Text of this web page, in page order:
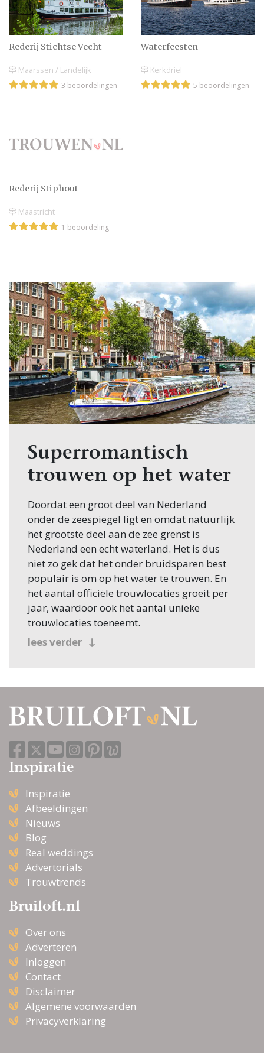
Rederij Stichtse Vecht
Maarssen / Landelijk
3 beoordelingen
Waterfeesten
Kerkdriel
5 beoordelingen
Rederij Stiphout
Maastricht
1 beoordeling
Superromantisch
trouwen op het water
Doordat een groot deel van Nederland
onder de zeespiegel ligt en omdat natuurlijk
het grootste deel aan de zee grenst is
Nederland een echt waterland. Het is dus
niet zo gek dat het onder bruidsparen best
populair is om op het water te trouwen. En
het aantal officiële trouwlocaties groeit per
jaar, waardoor ook het aantal unieke
trouwlocaties toeneemt.
lees verder
Inspiratie
Inspiratie
Afbeeldingen
Nieuws
Blog
Real weddings
Advertorials
Trouwtrends
Bruiloft.nl
Over ons
Adverteren
Inloggen
Contact
Disclaimer
Algemene voorwaarden
Privacyverklaring